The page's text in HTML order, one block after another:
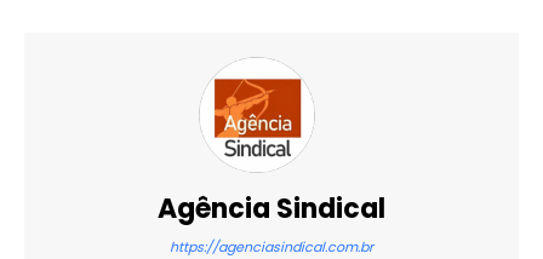
Agência Sindical
https://agenciasindical.com.br